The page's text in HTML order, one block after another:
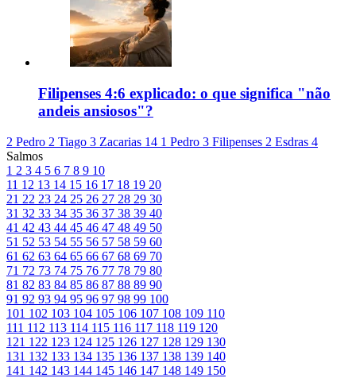
Filipenses 4:6 explicado: o que significa "não
andeis ansiosos"?
2 Pedro 2 Tiago 3 Zacarias 14 1 Pedro 3 Filipenses 2 Esdras 4
Salmos
1 2 3 4 5 6 7 8 9 10
11 12 13 14 15 16 17 18 19 20
21 22 23 24 25 26 27 28 29 30
31 32 33 34 35 36 37 38 39 40
41 42 43 44 45 46 47 48 49 50
51 52 53 54 55 56 57 58 59 60
61 62 63 64 65 66 67 68 69 70
71 72 73 74 75 76 77 78 79 80
81 82 83 84 85 86 87 88 89 90
91 92 93 94 95 96 97 98 99 100
101 102 103 104 105 106 107 108 109 110
111 112 113 114 115 116 117 118 119 120
121 122 123 124 125 126 127 128 129 130
131 132 133 134 135 136 137 138 139 140
141 142 143 144 145 146 147 148 149 150